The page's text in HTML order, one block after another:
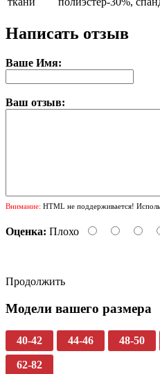
Написать отзыв
Ваше Имя:
Ваш отзыв:
Внимание: HTML не поддерживается!
Оценка: Плохо
Продолжить
Модели вашего размера
40-42 44-46 48-50
62-82